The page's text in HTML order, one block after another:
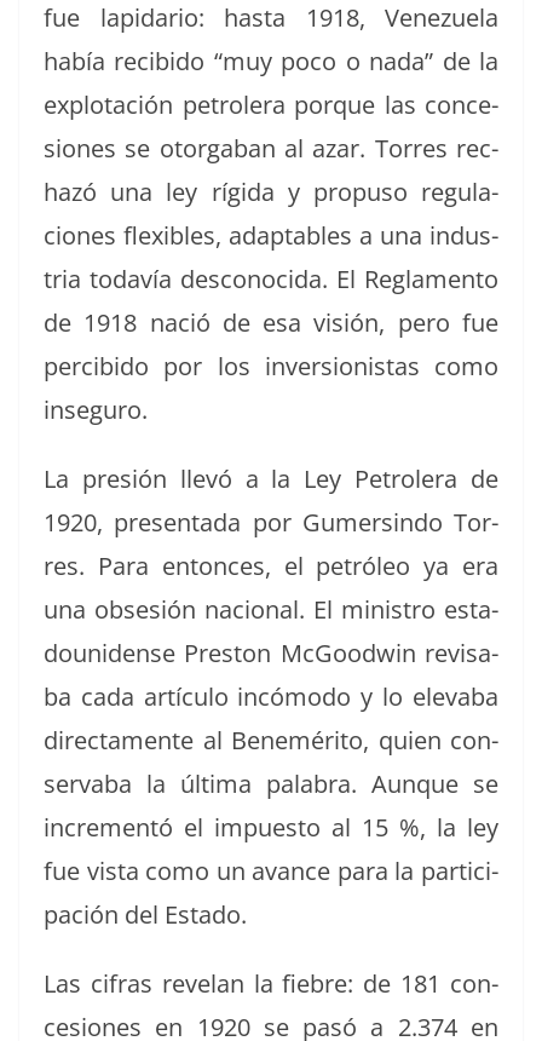
fue lap­i­dario: has­ta 1918, Venezuela
había recibido “muy poco o nada” de la
explotación petrol­era porque las con­ce­
siones se otor­ga­ban al azar. Tor­res rec­
hazó una ley rígi­da y pro­pu­so reg­u­la­
ciones flex­i­bles, adapt­a­bles a una indus­
tria todavía descono­ci­da. El Reglamen­to
de 1918 nació de esa visión, pero fue
percibido por los inver­sion­istas como
inseguro.
La pre­sión llevó a la Ley Petrol­era de
1920, pre­sen­ta­da por Gumersin­do Tor­
res. Para entonces, el petróleo ya era
una obsesión nacional. El min­istro esta­
dounidense Pre­ston McGood­win revis­a­
ba cada artícu­lo incó­mo­do y lo elev­a­ba
direc­ta­mente al Ben­eméri­to, quien con­
serv­a­ba la últi­ma pal­abra. Aunque se
incre­men­tó el impuesto al 15 %, la ley
fue vista como un avance para la par­tic­i­
pación del Estado.
Las cifras rev­e­lan la fiebre: de 181 con­
ce­siones en 1920 se pasó a 2.374 en